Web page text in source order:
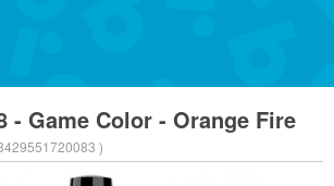
- Game Color - Orange Fire
)